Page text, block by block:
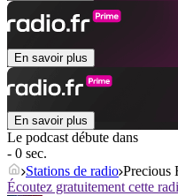
En savoir plus
En savoir plus
Le podcast débute dans
- 0 sec.
Stations de radio Precious
Écoutez gratuitement cette